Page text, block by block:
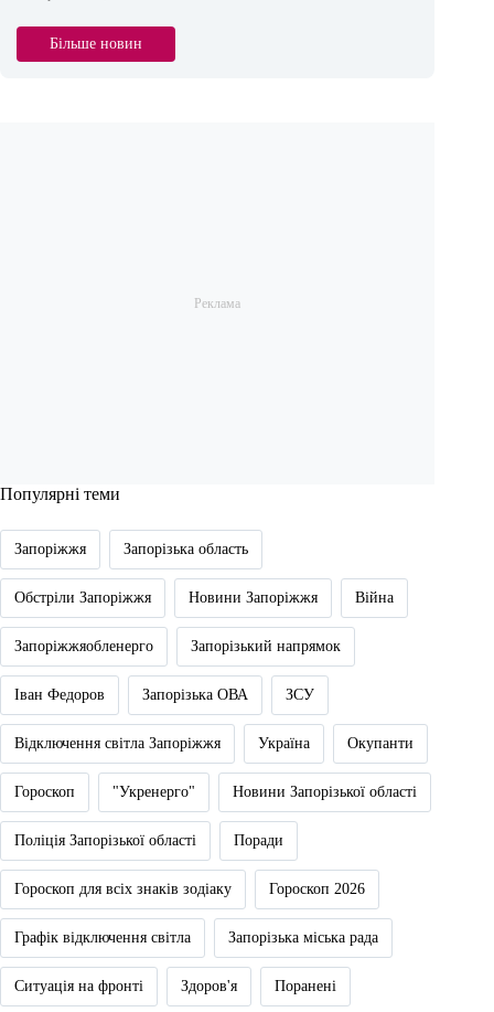
Більше новин
Популярні теми
Запоріжжя Запорізька область
Обстріли Запоріжжя Новини Запоріжжя Війна
Запоріжжяобленерго Запорізький напрямок
Іван Федоров Запорізька ОВА ЗСУ
Відключення світла Запоріжжя Україна Окупанти
Гороскоп "Укренерго" Новини Запорізької області
Поліція Запорізької області Поради
Гороскоп для всіх знаків зодіаку Гороскоп 2026
Графік відключення світла Запорізька міська рада
Ситуація на фронті Здоров'я Поранені